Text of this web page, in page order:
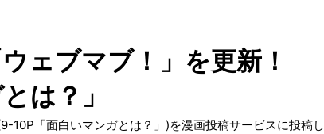
ウェブマブ！」を更新！
は？」
10P「面白いマンガとは？」)を漫画投稿サービスに投稿し